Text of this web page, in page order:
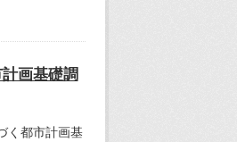
計画基礎調
く都市計画基